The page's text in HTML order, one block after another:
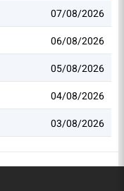
07/08/2026
06/08/2026
05/08/2026
04/08/2026
03/08/2026